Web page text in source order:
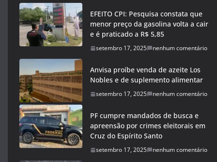
EFEITO CPI: Pesquisa constata que
menor preço da gasolina volta a cair
e é praticado a R$ 5,85
setembro 17, 2025 nenhum comentário
Anvisa proíbe venda de azeite Los
Nobles e de suplemento alimentar
setembro 17, 2025 nenhum comentário
PF cumpre mandados de busca e
apreensão por crimes eleitorais em
Cruz do Espírito Santo
setembro 17, 2025 nenhum comentário